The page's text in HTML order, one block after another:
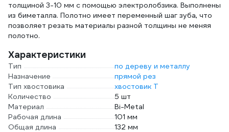
толщиной 3-10 мм с помощью электролобзика. Выполнены
из биметалла. Полотно имеет переменный шаг зуба, что
позволяет резать материалы разной толщины не меняя
полотно.
Характеристики
Тип
по дереву и металлу
Назначение
прямой рез
Тип хвостовика
хвостовик Т
Количество
5 шт
Материал
Bi-Metal
Рабочая длина
101 мм
Общая длина
132 мм